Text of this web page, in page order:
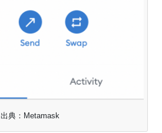
出典：Metamask